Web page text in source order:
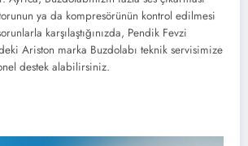
ya da kompresörünün kontrol edilmesi
karşılaştığınızda, Pendik Fevzi
Ariston marka Buzdolabı teknik servisimize
destek alabilirsiniz.